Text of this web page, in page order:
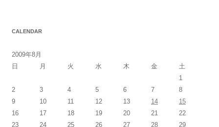
CALENDAR
2009年8月
日
月 火 水 木 金
土
1
2
3 4 5 6 7
8
9
10 11 12 13 14
15
16
17 18 19 20 21
22
23
24 25 26 27 28
29